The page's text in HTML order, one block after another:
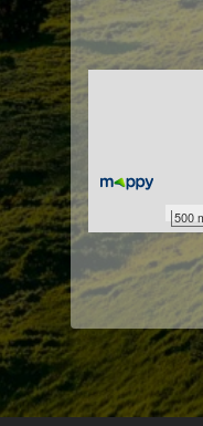
500